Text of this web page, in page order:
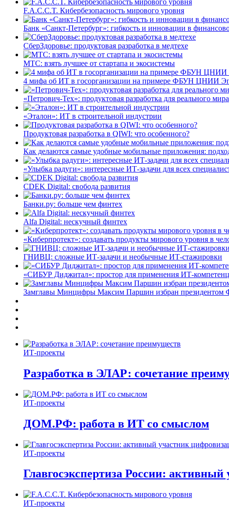
F.A.C.C.T. Кибербезопасность мирового уровня
Банк «Санкт-Петербург»: гибкость и инновации в
СберЗдоровье: продуктовая разработка в медтехе
МТС: взять лучшее от стартапа и экосистемы
4 мифа об ИТ в госорганизации на примере ФБУН ЦНИИ
«Петрович-Тех»: продуктовая разработка для реального мира
«Эталон»: ИТ в строительной индустрии
Продуктовая разработка в QIWI: что особенного?
Как делаются самые удобные мобильные приложения:
«Улыбка радуги»: интересные ИТ-задачи для всех
CDEK Digital: свобода развития
Банки.ру: больше чем финтех
Alfa Digital: нескучный финтех
«Киберпротект»: создавать продукты мирового уровня в
ГНИВЦ: сложные ИТ‑задачи и необычные ИТ‑стажировки
«СИБУР Диджитал»: простор для применения ИТ-
Замглавы Минцифры Максим Паршин избран президентом
ИТ-проекты
Разработка в ЭЛАР: сочетание
ИТ-проекты
ДОМ.РФ: работа в ИТ со смыслом
ИТ-проекты
Главгосэкспертиза России:
ИТ-проекты